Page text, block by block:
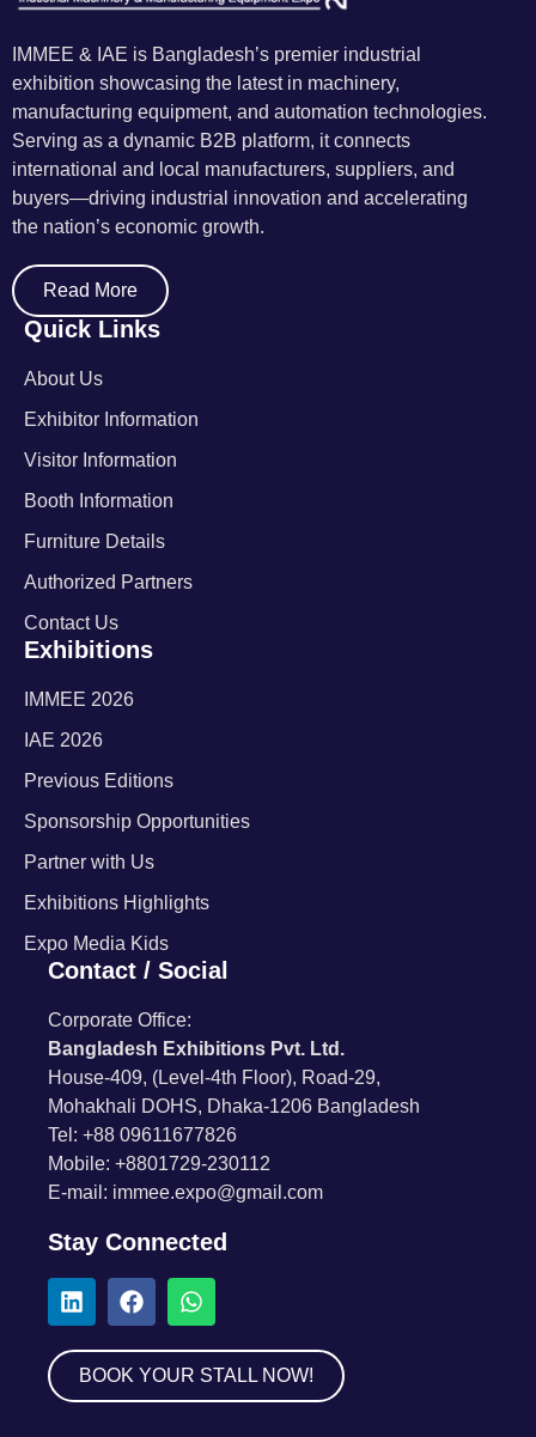
IMMEE & IAE is Bangladesh’s premier industrial
exhibition showcasing the latest in machinery,
manufacturing equipment, and automation technologies.
Serving as a dynamic B2B platform, it connects
international and local manufacturers, suppliers, and
buyers—driving industrial innovation and accelerating
the nation’s economic growth.
Read More
Quick Links
About Us
Exhibitor Information
Visitor Information
Booth Information
Furniture Details
Authorized Partners
Contact Us
Exhibitions
IMMEE 2026
IAE 2026
Previous Editions
Sponsorship Opportunities
Partner with Us
Exhibitions Highlights
Expo Media Kids
Contact / Social
Corporate Office:
Bangladesh Exhibitions Pvt. Ltd.
House-409, (Level-4th Floor), Road-29,
Mohakhali DOHS, Dhaka-1206 Bangladesh
Tel: +88 09611677826
Mobile: +8801729-230112
E-mail: immee.expo@gmail.com
Stay Connected
BOOK YOUR STALL NOW!